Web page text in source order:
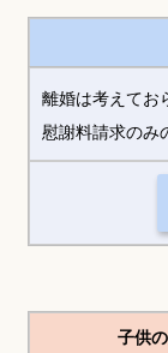
離婚は考えてお
慰謝料請求のみ
子供